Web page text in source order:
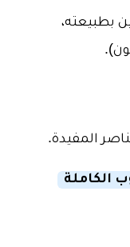
بطبيعته،
المفيدة.
الكاملة